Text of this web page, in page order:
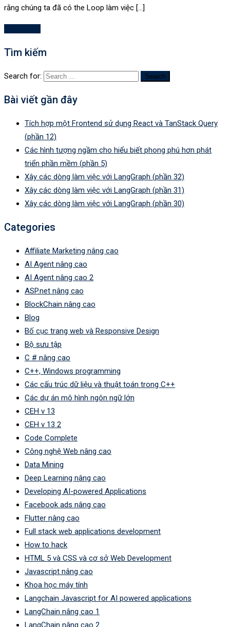
rằng chúng ta đã có the Loop làm việc […]
Tìm kiếm
Search for:
Bài viết gần đây
Tích hợp một Frontend sử dụng React và TanStack Query
(phần 12)
Các hình tượng ngầm cho hiểu biết phong phú hơn phát
triển phần mềm (phần 5)
Xây các dòng làm việc với LangGraph (phần 32)
Xây các dòng làm việc với LangGraph (phần 31)
Xây các dòng làm việc với LangGraph (phần 30)
Categories
Affiliate Marketing nâng cao
AI Agent nâng cao
AI Agent nâng cao 2
ASP.net nâng cao
BlockChain nâng cao
Blog
Bố cục trang web và Responsive Design
Bộ sưu tập
C # nâng cao
C++, Windows programming
Các cấu trúc dữ liệu và thuật toán trong C++
Các dự án mô hình ngôn ngữ lớn
CEH v 13
CEH v 13 2
Code Complete
Công nghệ Web nâng cao
Data Mining
Deep Learning nâng cao
Developing AI-powered Applications
Facebook ads nâng cao
Flutter nâng cao
Full stack web applications development
How to hack
HTML 5 và CSS và cơ sở Web Development
Javascript nâng cao
Khoa học máy tính
Langchain Javascript for AI powered applications
LangChain nâng cao 1
LangChain nâng cao 2